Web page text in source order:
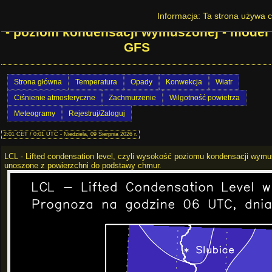
Prognoza pogody na Dolnym Śląsku - LCL
- poziom kondensacji wymuszonej - model
GFS
Strona główna Temperatura Opady Konwekcja
Wiatr
Ciśnienie atmosferyczne
Zachmurzenie
Wilgotność powietrza
Meteogramy
Rejestruj/Zaloguj
2:01 CET / 0:01 UTC - Niedziela, 09 Sierpnia 2026 r.
LCL - Lifted condensation level, czyli wysokość poziomu kondensacji
unoszone z powierzchni do podstawy chmur.
Informacja: Ta strona używa